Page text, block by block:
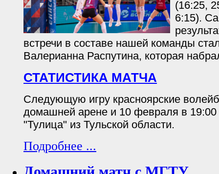
(16:25,
6:15).
встречи в составе нашей команды
Валерианна Распутина, которая
СТАТИСТИКА МАТЧА
Следующую игру красноярские
домашней арене и 10 февраля в
"Тулица" из Тульской области.
Подробнее ...